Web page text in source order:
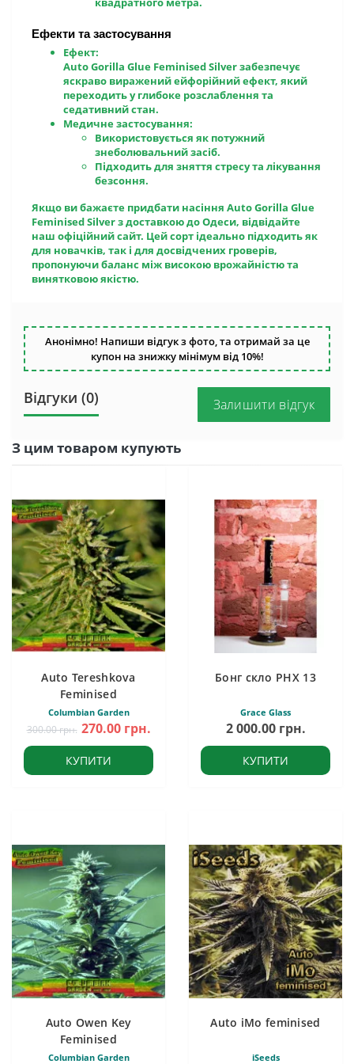
Ефекти та застосування
Ефект:
Auto Gorilla Glue Feminised Silver забезпечує
яскраво виражений ейфорійний ефект, який
переходить у глибоке розслаблення та
седативний стан.
Медичне застосування:
Використовується як потужний
знеболювальний засіб.
Підходить для зняття стресу та лікування
безсоння.
Якщо ви бажаєте придбати насіння Auto Gorilla Glue
Feminised Silver з доставкою до Одеси, відвідайте
наш офіційний сайт. Цей сорт ідеально підходить як
для новачків, так і для досвідчених гроверів,
пропонуючи баланс між високою врожайністю та
винятковою якістю.
Анонімно! Напиши відгук з фото, та отримай за це
купон на знижку мінімум від 10%!
Відгуки (0) Залишити відгук
З цим товаром купують
Auto Tereshkova
Feminised
Columbian Garden
300.00 грн. 270.00 грн.
КУПИТИ
Бонг скло PHX 13
Grace Glass
2 000.00 грн.
КУПИТИ
Auto Owen Key
Feminised
Columbian Garden
Auto iMo feminised
iSeeds